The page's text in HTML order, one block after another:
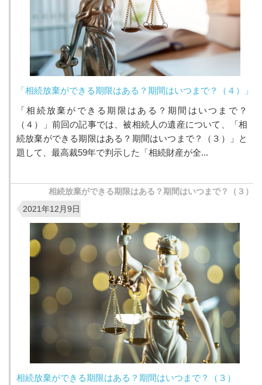
「相続放棄ができる期限はある？期間はいつまで？（４）」
「相続放棄ができる期限はある？期間はいつまで？
（４）」前回の記事では、被相続人の遺産について、「相
続放棄ができる期限はある？期間はいつまで？（３）」と
題して、最高裁59年で判示した「相続財産が全...
相続放棄ができる期限はある？期間はいつまで？（３）
2021年12月9日
相続放棄ができる期限はある？期間はいつまで？（３）